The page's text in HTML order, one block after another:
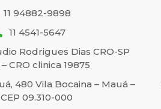
11 94882-9898
11 4541-5647
Rodrigues Dias CRO-SP
– CRO clinica 19875
480 Vila Bocaina – Mauá –
09.310-000